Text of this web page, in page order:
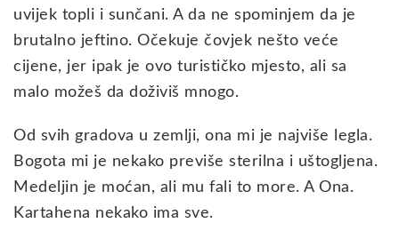
uvijek topli i sunčani. A da ne spominjem da je
brutalno jeftino. Očekuje čovjek nešto veće
cijene, jer ipak je ovo turističko mjesto, ali sa
malo možeš da doživiš mnogo.
Od svih gradova u zemlji, ona mi je najviše legla.
Bogota mi je nekako previše sterilna i uštogljena.
Medeljin je moćan, ali mu fali to more. A Ona.
Kartahena nekako ima sve.